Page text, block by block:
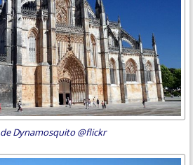
de Dynamosquito @flickr